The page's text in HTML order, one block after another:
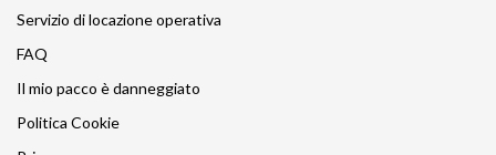
Servizio di locazione operativa
FAQ
Il mio pacco è danneggiato
Politica Cookie